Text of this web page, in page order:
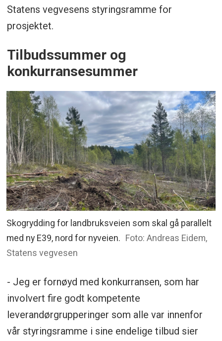
Statens vegvesens styringsramme for
prosjektet.
Tilbudssummer og
konkurransesummer
Skogrydding for landbruksveien som skal gå parallelt
med ny E39, nord for nyveien. Foto: Andreas Eidem,
Statens vegvesen
- Jeg er fornøyd med konkurransen, som har
involvert fire godt kompetente
leverandørgrupperinger som alle var innenfor
vår styringsramme i sine endelige tilbud sier